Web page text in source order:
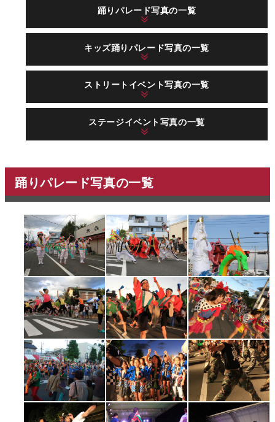
踊りパレード写真の一覧
キッズ踊りパレード写真の一覧
ストリートイベント写真の一覧
ステージイベント写真の一覧
踊りパレード写真の一覧